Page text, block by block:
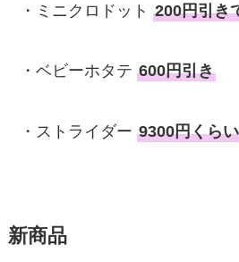
・ミニクロドット200円引き
・ベビーホタテ600円引き
・ストライダー9300円くらい
新商品